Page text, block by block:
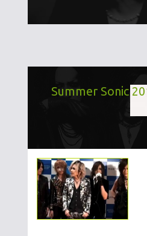
Summer Sonic